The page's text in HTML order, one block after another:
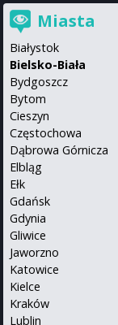
Miasta
Białystok
Bielsko-Biała
Bydgoszcz
Bytom
Cieszyn
Częstochowa
Dąbrowa Górnicza
Elbląg
Ełk
Gdańsk
Gdynia
Gliwice
Jaworzno
Katowice
Kielce
Kraków
Lublin